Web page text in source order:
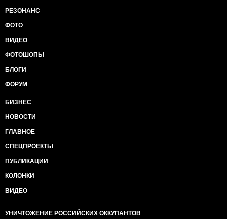
РЕЗОНАНС
ФОТО
ВИДЕО
ФОТОШОПЫ
БЛОГИ
ФОРУМ
БИЗНЕС
НОВОСТИ
ГЛАВНОЕ
СПЕЦПРОЕКТЫ
ПУБЛИКАЦИИ
КОЛОНКИ
ВИДЕО
УНИЧТОЖЕНИЕ РОССИЙСКИХ ОККУПАНТОВ